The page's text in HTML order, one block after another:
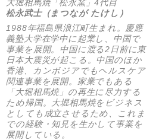
大堀相馬焼「松永窯」4代目
松永武士（まつなが たけし）
1988年福島県浪江町生まれ。慶應
義塾大学在学中に起業し、中国で
事業を展開。中国に渡る2日前に東
日本大震災が起こる。中国のほか
香港、カンボジアでもヘルスケア
関連事業を展開。家業でもある
「大堀相馬焼」の再生に尽力する
ため帰国。大堀相馬焼をビジネス
としても成立させるため、これま
での経験・知見を生かして事業を
展開している。